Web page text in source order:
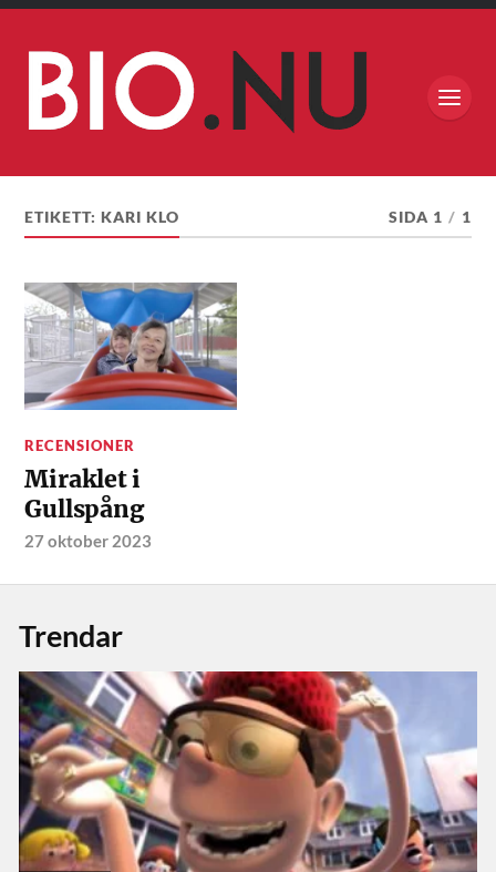
ETIKETT:KARI KLO SIDA 1 / 1
RECENSIONER
Miraklet i
Gullspång
27 oktober 2023
Trendar